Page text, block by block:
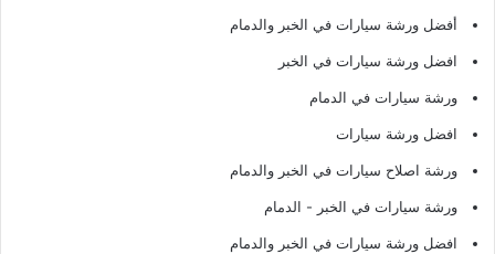
أفضل ورشة سيارات في الخبر والدمام
افضل ورشة سيارات في الخبر
ورشة سيارات في الدمام
افضل ورشة سيارات
ورشة اصلاح سيارات في الخبر والدمام
ورشة سيارات في الخبر - الدمام
افضل ورشة سيارات في الخبر والدمام